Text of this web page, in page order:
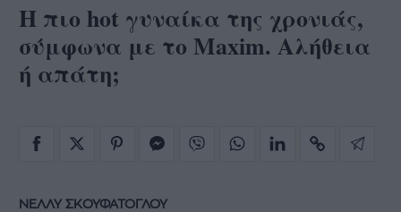
H πιο hot γυναίκα της χρονιάς,
σύμφωνα με το Maxim. Αλήθεια
ή απάτη;
ΝΕΛΛΥ ΣΚΟΥΦΑΤΟΓΛΟΥ